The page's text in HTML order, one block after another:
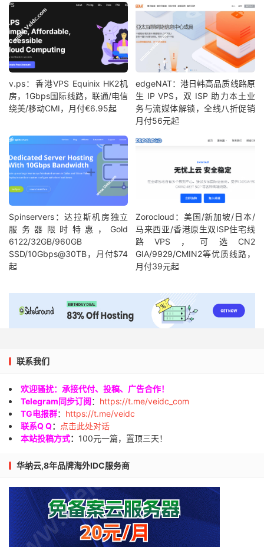
v.ps：香港VPS Equinix HK2机
房，1Gbps国际线路，联通/电信
绕美/移动CMI，月付€6.95起
edgeNAT：港日韩高品质线路原
生 IP VPS，双 ISP 助力本土业
务与流媒体解锁，全线八折促销
月付56元起
Spinservers：达拉斯机房独立
服务器限时特惠，Gold
6122/32GB/960GB
SSD/10Gbps@30TB，月付$74
起
Zorocloud：美国/新加坡/日本/
马来西亚/香港原生双ISP住宅线
路VPS，可选CN2
GIA/9929/CMIN2等优质线路，
月付39元起
联系我们
欢迎骚扰：承接代付、投稿、广告合作！
Telegram同步订阅： https://t.me/veidc_com
TG电报群： https://t.me/veidc
联系Q Q：
点击此处对话
本站投稿方式： 100元一篇，置顶三天！
华纳云,8年品牌海外IDC服务商